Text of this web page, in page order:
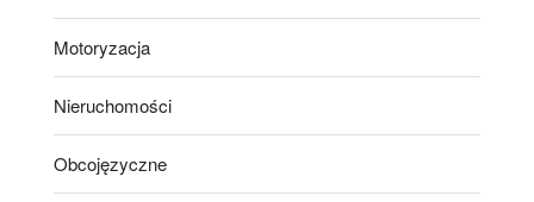
Motoryzacja
Nieruchomości
Obcojęzyczne